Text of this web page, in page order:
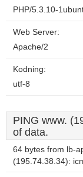
PHP/5.3.10-
Web Server:
Apache/2
Kodning:
utf-8
PING www.
of data.
64 bytes from lb-
(195.74.38.34):